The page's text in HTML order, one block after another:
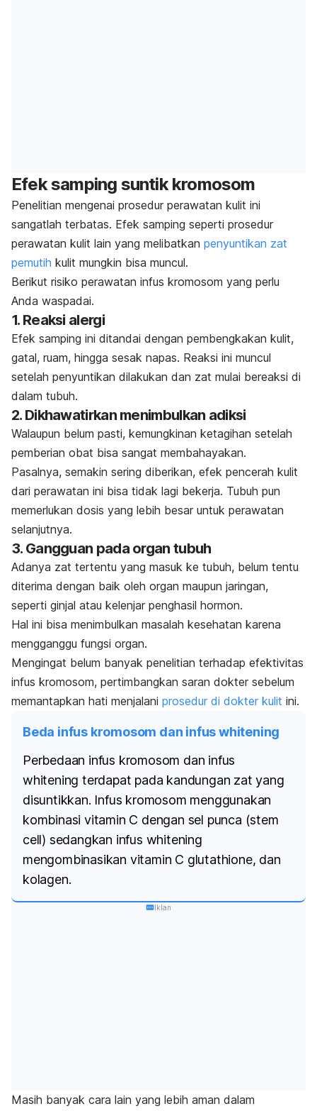
Efek samping suntik kromosom
Penelitian mengenai prosedur perawatan kulit ini
sangatlah terbatas. Efek samping seperti prosedur
perawatan kulit lain yang melibatkan penyuntikan zat
pemutih kulit mungkin bisa muncul.
Berikut risiko perawatan infus kromosom yang perlu
Anda waspadai.
1. Reaksi alergi
Efek samping ini ditandai dengan pembengkakan kulit,
gatal, ruam, hingga sesak napas. Reaksi ini muncul
setelah penyuntikan dilakukan dan zat mulai bereaksi di
dalam tubuh.
2. Dikhawatirkan menimbulkan adiksi
Walaupun belum pasti, kemungkinan ketagihan setelah
pemberian obat bisa sangat membahayakan.
Pasalnya, semakin sering diberikan, efek pencerah kulit
dari perawatan ini bisa tidak lagi bekerja. Tubuh pun
memerlukan dosis yang lebih besar untuk perawatan
selanjutnya.
3. Gangguan pada organ tubuh
Adanya zat tertentu yang masuk ke tubuh, belum tentu
diterima dengan baik oleh organ maupun jaringan,
seperti ginjal atau kelenjar penghasil hormon.
Hal ini bisa menimbulkan masalah kesehatan karena
mengganggu fungsi organ.
Mengingat belum banyak penelitian terhadap efektivitas
infus kromosom, pertimbangkan saran dokter sebelum
memantapkan hati menjalani prosedur di dokter kulit ini.
Beda infus kromosom dan infus whitening
Perbedaan infus kromosom dan infus
whitening terdapat pada kandungan zat yang
disuntikkan. Infus kromosom menggunakan
kombinasi vitamin C dengan sel punca (stem
cell) sedangkan infus whitening
mengombinasikan vitamin C glutathione, dan
kolagen.
Iklan
Masih banyak cara lain yang lebih aman dalam